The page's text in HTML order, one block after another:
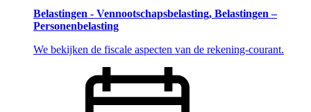
Belastingen - Vennootschapsbelasting, Belastingen –
Personenbelasting
We bekijken de fiscale aspecten van de rekening-courant.